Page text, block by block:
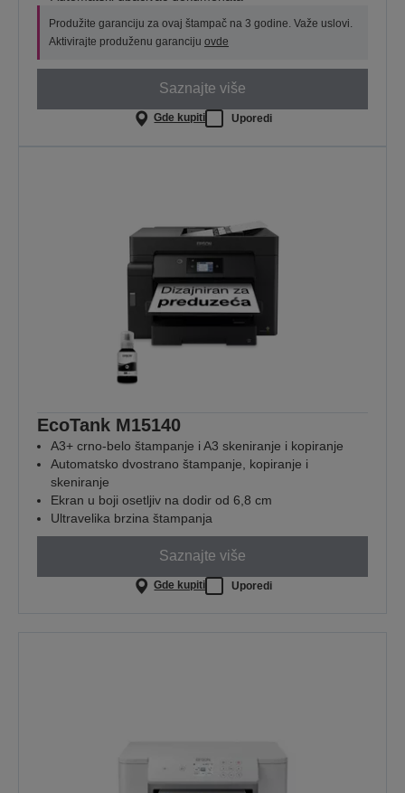
Produžite garanciju za ovaj štampač na 3 godine. Važe uslovi.
Aktivirajte produženu garanciju ovde
Saznajte više
Gde kupiti Uporedi
EcoTank M15140
A3+ crno-belo štampanje i A3 skeniranje i kopiranje
Automatsko dvostrano štampanje, kopiranje i
skeniranje
Ekran u boji osetljiv na dodir od 6,8 cm
Ultravelika brzina štampanja
Saznajte više
Gde kupiti Uporedi